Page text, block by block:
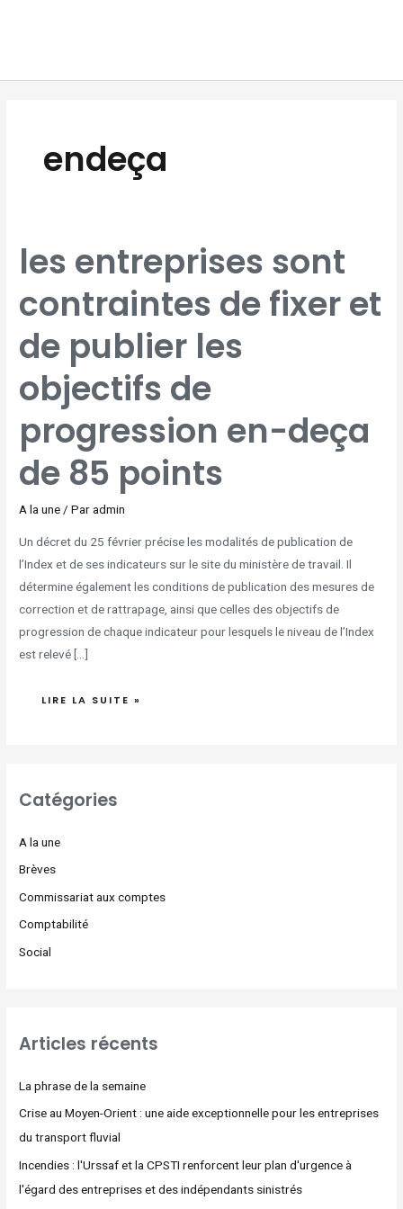
endeça
les entreprises sont
contraintes de fixer et
de publier les
objectifs de
progression en-deça
de 85 points
A la une/ Paradmin
Un décret du 25 février précise les modalités de publication de
l’Index et de ses indicateurs sur le site du ministère de travail. Il
détermine également les conditions de publication des mesures de
correction et de rattrapage, ainsi que celles des objectifs de
progression de chaque indicateur pour lesquels le niveau de l’Index
est relevé […]
ENTREPRISES
SONT
CONTRAINTES
ET
DE
PUBLIER
DE
PROGRESSION
EN-
DEÇA
DE
85
POINTS
LIRE LA SUITE »
Catégories
A la une
Brèves
Commissariat aux comptes
Comptabilité
Social
Articles récents
La phrase de la semaine
Crise au Moyen-Orient : une aide exceptionnelle pour les entreprises
du transport fluvial
Incendies : l'Urssaf et la CPSTI renforcent leur plan d'urgence à
l'égard des entreprises et des indépendants sinistrés